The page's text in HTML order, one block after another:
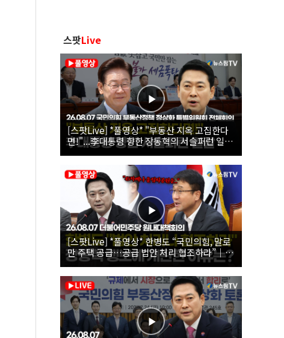
스팟Live
[스팟Live] *풀영상* "부동산 지옥 고집한다
면!"...李대통령 향한 장동혁의 서슬퍼런 일갈
| 26.08.07 국민의힘 부동산정책 정상화 특별
위원회 전체회의
[스팟Live] *풀영상* 한병도 “국민의힘, 말로
만 주택 공급…공급 법안 처리 협조하라”｜
26.08.07 더불어민주당 원내대책회의